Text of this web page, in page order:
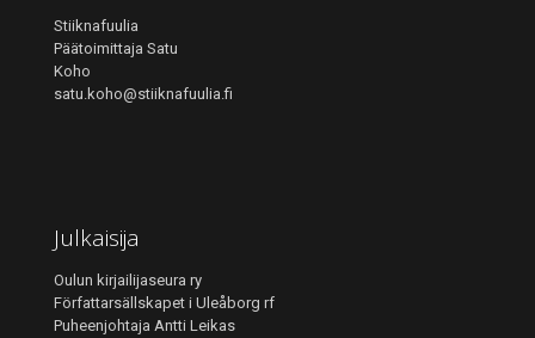
Stiiknafuulia
Päätoimittaja Satu
Koho
satu.koho@stiiknafuulia.fi
Julkaisija
Oulun kirjailijaseura ry
Författarsällskapet i Uleåborg rf
Puheenjohtaja Antti Leikas